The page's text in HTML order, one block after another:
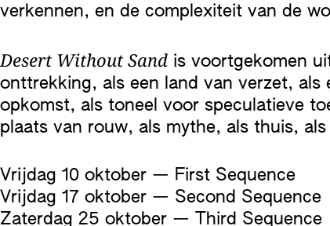
verkennen, en de complexiteit van de
Desert Without Sand is voortgekomen
onttrekking, als een land van verzet,
opkomst, als toneel voor speculatieve
plaats van rouw, als mythe, als thuis,
Vrijdag 10 oktober — First Sequence
Vrijdag 17 oktober — Second Sequence
Zaterdag 25 oktober — Third Sequence